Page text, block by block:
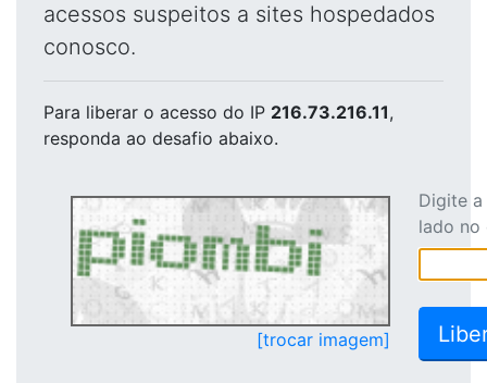
acessos suspeitos a sites hospedados
conosco.
Para liberar o acesso do IP 216.73.216.11,
responda ao desafio abaixo.
[trocar imagem]
Digite
lado no